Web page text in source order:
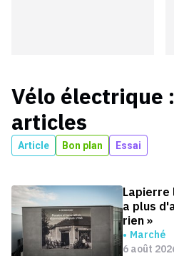
Vélo électrique
articles
Article Bon plan Essai
Lapierre
a plus
rien »
Marché
6 août